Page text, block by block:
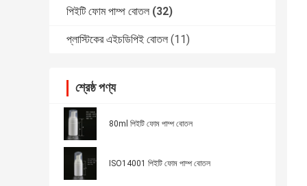
পিইটি ফোম পাম্প বোতল (32)
প্লাস্টিকের এইচডিপিই বোতল (11)
শ্রেষ্ঠ পণ্য
80ml পিইটি ফোম পাম্প বোতল
ISO14001 পিইটি ফোম পাম্প বোতল